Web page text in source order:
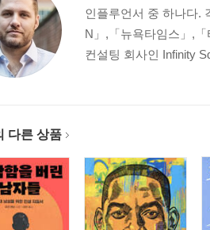
인플루언서 중 하나다.
N」,「뉴욕타임스」,
컨설팅 회사인 Infinity
다른 상품